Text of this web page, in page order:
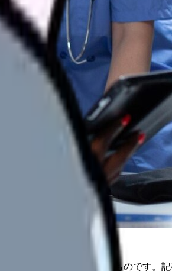
掲載情報は公開日時点のものです。